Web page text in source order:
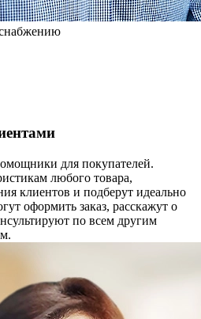
снабжению
для покупателей.
любого товара,
клиентов и подберут идеально
оформить заказ, расскажут о
по всем другим